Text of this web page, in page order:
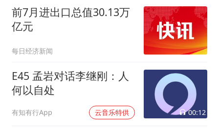
前7月进出口总值30.13万
亿元
每日经济新闻
E45 孟岩对话李继刚：人
何以自处
有知有行App 云音乐特供 00:12